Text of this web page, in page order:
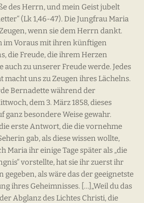
des Herrn, und mein Geist jubelt
(Lk 1,46-47). Die Jungfrau Maria
wenn sie dem Herrn dankt.
im Voraus mit ihren künftigen
die Freude, die ihrem Herzen
zu unserer Freude werde. Jedes
macht uns zu Zeugen ihres Lächelns.
Bernadette während der
dem 3. März 1858, dieses
ganz besondere Weise gewahr.
erste Antwort, die die vornehme
gab, als diese wissen wollte,
Maria ihr einige Tage später als „die
vorstellte, hat sie ihr zuerst ihr
gegeben, als wäre das der geeignetste
ihres Geheimnisses. […]„Weil du das
Abglanz des Lichtes Christi, die